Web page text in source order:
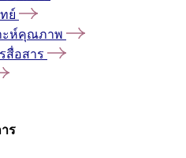
ย์
ะห์คุณภาพ
สื่อสาร
ร